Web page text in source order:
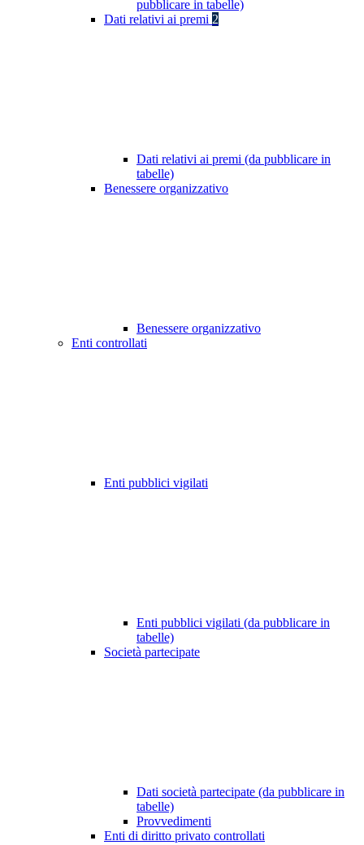
pubblicare in tabelle)
Dati relativi ai premi 2
Dati relativi ai premi (da pubblicare in
tabelle)
Benessere organizzativo
Benessere organizzativo
Enti controllati
Enti pubblici vigilati
Enti pubblici vigilati (da pubblicare in
tabelle)
Società partecipate
Dati società partecipate (da pubblicare in
tabelle)
Provvedimenti
Enti di diritto privato controllati